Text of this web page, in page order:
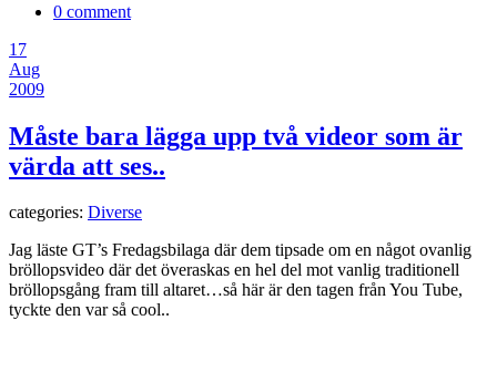
0 comment
17
Aug
2009
Måste bara lägga upp två videor som är
värda att ses..
categories: Diverse
Jag läste GT’s Fredagsbilaga där dem tipsade om en något ovanlig
bröllopsvideo där det överaskas en hel del mot vanlig traditionell
bröllopsgång fram till altaret…så här är den tagen från You Tube,
tyckte den var så cool..